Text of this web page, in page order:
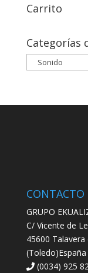
Carrito
Categorías
CONTACTO
GRUPO
C/ Vicente de
45600 Talavera
(Toledo)España
(0034) 925